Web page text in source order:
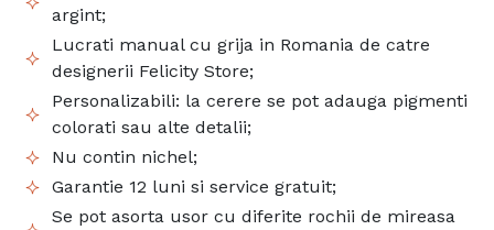
argint;
Lucrati manual cu grija in Romania de catre
designerii Felicity Store;
Personalizabili: la cerere se pot adauga pigmenti
colorati sau alte detalii;
Nu contin nichel;
Garantie 12 luni si service gratuit;
Se pot asorta usor cu diferite rochii de mireasa